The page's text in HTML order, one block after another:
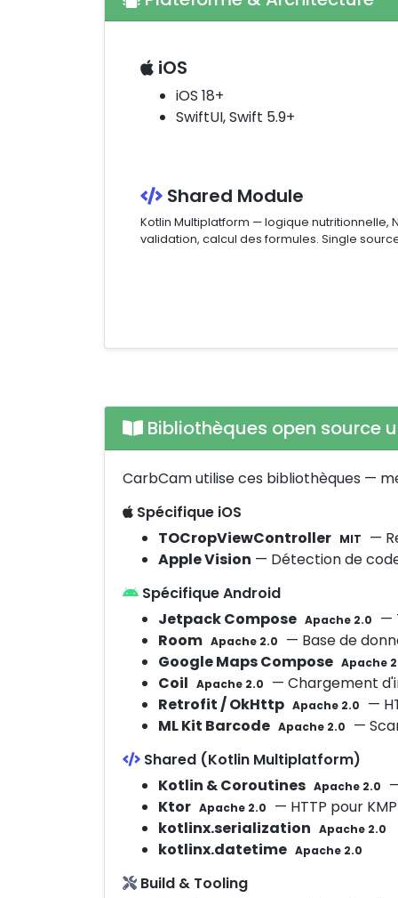
iOS
iOS 18+
SwiftUI, Swift 5.9+
Shared Module
Kotlin Multiplatform — logique nutritionnelle,
validation, calcul des formules. Single
Bibliothèques open source
CarbCam utilise ces bibliothèques —
Spécifique iOS
TOCropViewController MIT
—
Apple Vision — Détection de
Spécifique Android
Jetpack Compose Apache 2.0
—
Room Apache 2.0
— Base de
Google Maps Compose Apache
Coil Apache 2.0
— Chargement
Retrofit / OkHttp Apache 2.0
—
ML Kit Barcode Apache 2.0
—
Shared (Kotlin Multiplatform)
Kotlin & Coroutines Apache 2.0
Ktor Apache 2.0
— HTTP pour KMP
kotlinx.serialization Apache 2.0
kotlinx.datetime Apache 2.0
Build & Tooling